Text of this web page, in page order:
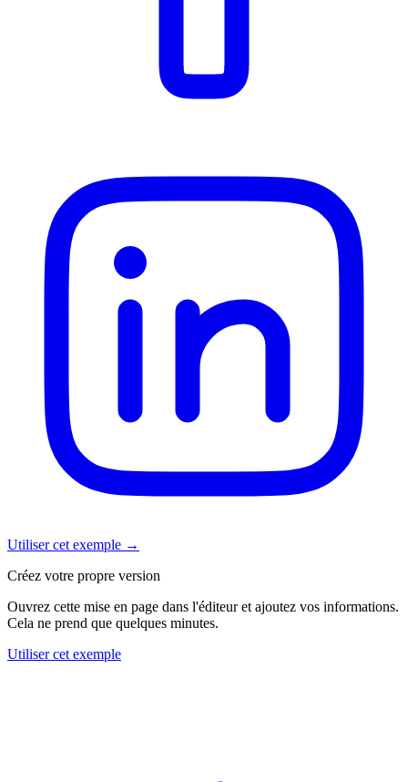
Utiliser cet exemple →
Créez votre propre version
Ouvrez cette mise en page dans l'éditeur et ajoutez vos informations.
Cela ne prend que quelques minutes.
Utiliser cet exemple